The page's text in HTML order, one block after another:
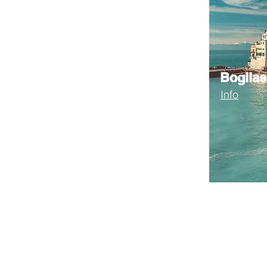
Info